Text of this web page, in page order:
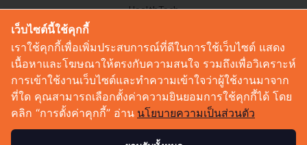
HealthTech
Corp Innov
Saucy Thoughts
Based On
Sustainable
Videos
Podcast
เว็บไซต์นี้ใช้คุกกี้
เราใช้คุกกี้เพื่อเพิ่มประสบการณ์ที่ดีในการใช้เว็บไซต์ แสดง
เนื้อหาและโฆษณาให้ตรงกับความสนใจ รวมถึงเพื่อวิเคราะห์
การเข้าใช้งานเว็บไซต์และทำความเข้าใจว่าผู้ใช้งานมาจาก
ที่ใด คุณสามารถเลือกตั้งค่าความยินยอมการใช้คุกกี้ได้ โดย
คลิก “การตั้งค่าคุกกี้” อ่าน นโยบายความเป็นส่วนตัว